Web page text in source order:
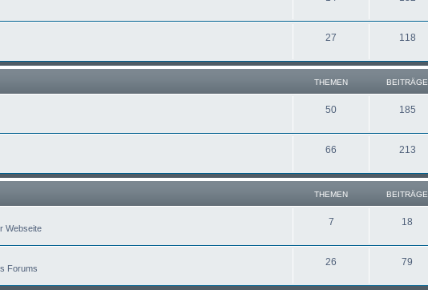
27 118
THEMEN BEITRÄGE
50 185
66 213
THEMEN BEITRÄGE
Webseite
7 18
Forums
26 79